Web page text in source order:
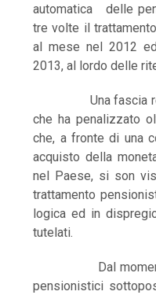
automatica delle
tre volte il
al mese nel 2012
2013, al lordo delle
Una fascia
che ha penalizzato
che, a fronte di una
acquisto della
nel Paese, si son
trattamento
logica ed in
tutelati.
Dal momento
pensionistici